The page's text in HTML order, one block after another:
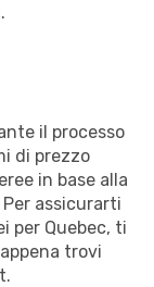
il processo
di prezzo
in base alla
assicurarti
per Quebec, ti
trovi